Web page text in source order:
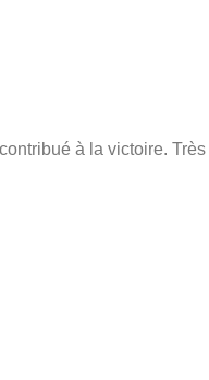
à la victoire.